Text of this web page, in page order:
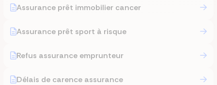
Assurance prêt immobilier cancer
Assurance prêt sport à risque
Refus assurance emprunteur
Délais de carence assurance